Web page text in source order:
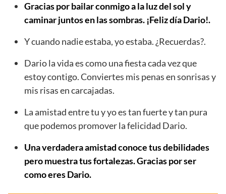
Gracias por bailar conmigo a la luz del sol y
caminar juntos en las sombras. ¡Feliz día Dario!.
Y cuando nadie estaba, yo estaba. ¿Recuerdas?.
Dario la vida es como una fiesta cada vez que
estoy contigo. Conviertes mis penas en sonrisas y
mis risas en carcajadas.
La amistad entre tu y yo es tan fuerte y tan pura
que podemos promover la felicidad Dario.
Una verdadera amistad conoce tus debilidades
pero muestra tus fortalezas. Gracias por ser
como eres Dario.